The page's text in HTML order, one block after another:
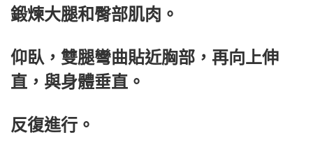
鍛煉大腿和臀部肌肉。
仰臥，雙腿彎曲貼近胸部，再向上伸
直，與身體垂直。
反復進行。